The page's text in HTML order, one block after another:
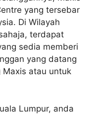
yang tersebar
Di Wilayah
terdapat
sedia memberi
yang datang
atau untuk
Lumpur, anda